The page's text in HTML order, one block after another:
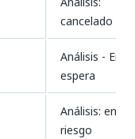
cancelado
Análisis - En
espera
Análisis: en
riesgo